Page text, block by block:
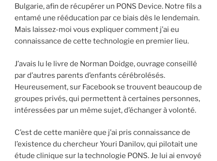
Bulgarie, afin de récupérer un PONS Device. Notre fils a
entamé une rééducation par ce biais dès le lendemain.
Mais laissez-moi vous expliquer comment j’ai eu
connaissance de cette technologie en premier lieu.
J’avais lu le livre de Norman Doidge, ouvrage conseillé
par d’autres parents d’enfants cérébrolésés.
Heureusement, sur Facebook se trouvent beaucoup de
groupes privés, qui permettent à certaines personnes,
intéressées par un même sujet, d’échanger à volonté.
C’est de cette manière que j’ai pris connaissance de
l’existence du chercheur Youri Danilov, qui pilotait une
étude clinique sur la technologie PONS. Je lui ai envoyé